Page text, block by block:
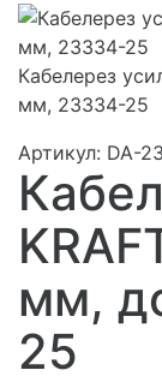
Кабелерез
мм, 23334-25
Артикул: DA-
мм,
25